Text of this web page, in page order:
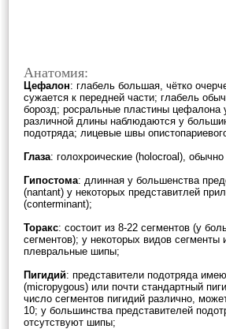
Анатомия:
Цефалон: глабель большая, чётко
сужается к передней части; глабель
борозд; росральные пластины
различной длины наблюдаются у
подотряда; лицевые швы
Глаза: голохроические (holocroal),
Гипостома: длинная у большенства
(nantant) у некоторых представитлей
(conterminant);
Торакс: состоит из 8-22 сегментов (у
сегментов); у некоторых видов
плевральные шипы;
Пигидий: представители подотряда
(micropygous) или почти стандартный
число сегментов пигидий различно,
10; у большинства представителей
отсутствуют шипы;